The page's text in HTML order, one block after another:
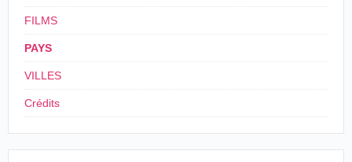
FILMS
PAYS
VILLES
Crédits